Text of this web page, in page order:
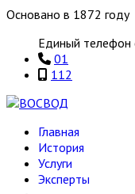
Основано в 1872 году
Единый телефон
01
112
Главная
История
Услуги
Эксперты